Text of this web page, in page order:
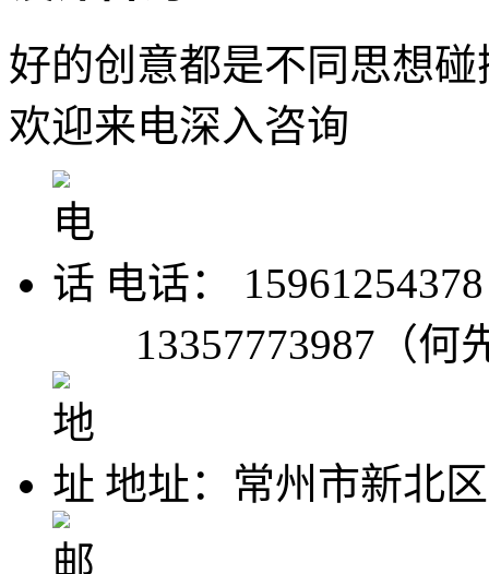
好的创意都是不同思想
欢迎来电深入咨询
电话： 15961254378
13357773987（何
地址：常州市新北